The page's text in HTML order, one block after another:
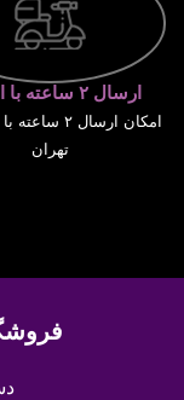
ارسال ۲ ساعته با الوپیک
امکان ارسال ۲
تهران